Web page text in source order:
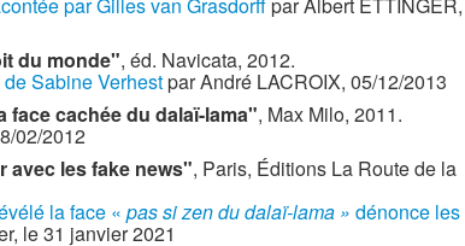
du monde", éd. Navicata, 2012.
Sabine Verhestpar André LACROIX, 05/12/2013
face cachée du dalaï-lama", Max Milo, 2011.
02/2012
avec les fake news", Paris, Éditions La Route de la
la face « pas si zen du dalaï-lama » dénonce les
le 31 janvier 2021